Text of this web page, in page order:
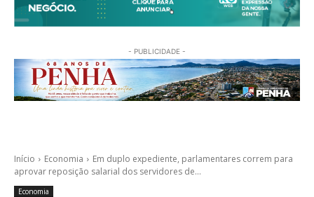
- PUBLICIDADE -
Início Economia
Em duplo expediente, parlamentares correm para
aprovar reposição salarial dos servidores de...
Economia